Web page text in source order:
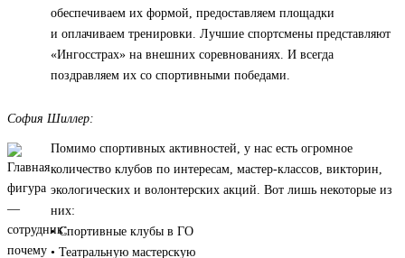
обеспечиваем их формой, предоставляем площадки
и оплачиваем тренировки. Лучшие спортсмены представляют
«Ингосстрах» на внешних соревнованиях. И всегда
поздравляем их со спортивными победами.
София Шиллер:
Помимо спортивных активностей, у нас есть огромное
количество клубов по интересам, мастер-классов, викторин,
экологических и волонтерских акций. Вот лишь некоторые из
них:
• Спортивные клубы в ГО
• Театральную мастерскую